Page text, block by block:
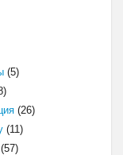
(5)
(26)
(11)
(57)